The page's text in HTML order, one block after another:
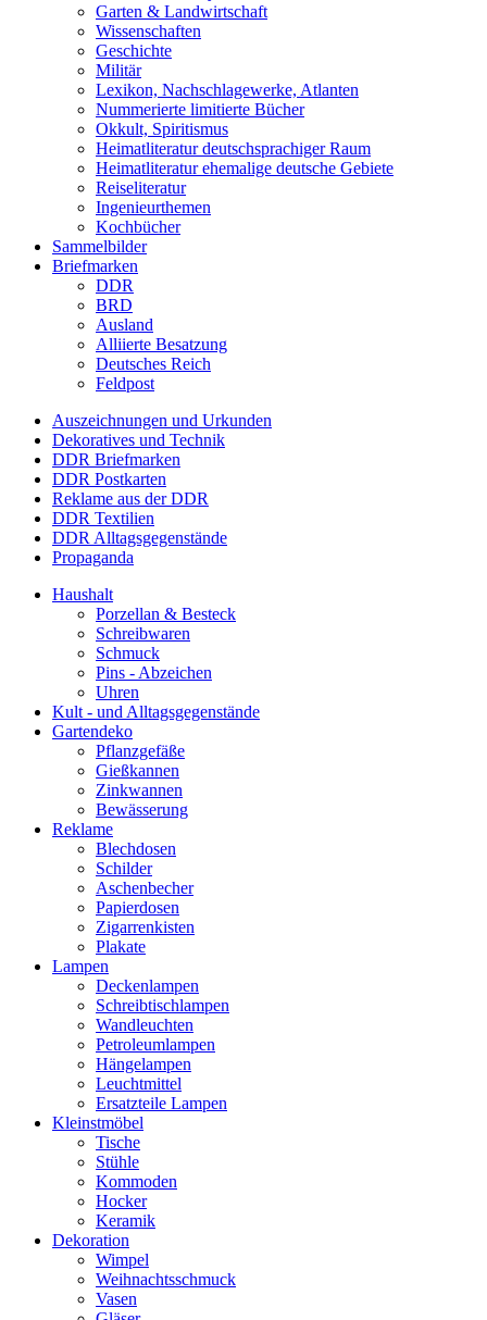
Garten & Landwirtschaft
Wissenschaften
Geschichte
Militär
Lexikon, Nachschlagewerke, Atlanten
Nummerierte limitierte Bücher
Okkult, Spiritismus
Heimatliteratur deutschsprachiger Raum
Heimatliteratur ehemalige deutsche Gebiete
Reiseliteratur
Ingenieurthemen
Kochbücher
Sammelbilder
Briefmarken
DDR
BRD
Ausland
Alliierte Besatzung
Deutsches Reich
Feldpost
Auszeichnungen und Urkunden
Dekoratives und Technik
DDR Briefmarken
DDR Postkarten
Reklame aus der DDR
DDR Textilien
DDR Alltagsgegenstände
Propaganda
Haushalt
Porzellan & Besteck
Schreibwaren
Schmuck
Pins - Abzeichen
Uhren
Kult - und Alltagsgegenstände
Gartendeko
Pflanzgefäße
Gießkannen
Zinkwannen
Bewässerung
Reklame
Blechdosen
Schilder
Aschenbecher
Papierdosen
Zigarrenkisten
Plakate
Lampen
Deckenlampen
Schreibtischlampen
Wandleuchten
Petroleumlampen
Hängelampen
Leuchtmittel
Ersatzteile Lampen
Kleinstmöbel
Tische
Stühle
Kommoden
Hocker
Keramik
Dekoration
Wimpel
Weihnachtsschmuck
Vasen